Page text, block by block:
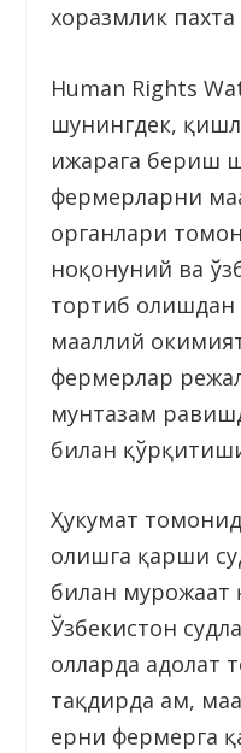
хоразмлик
Human Rights
шунингдек,
ижарага бериш
фермерларни
органлари
ноқонуний ва
тортиб олишдан
маҳаллий
фермерлар
мунтазам
билан
Ҳукумат
олишга қарши
билан мурожаат
Ўзбекистон
ҳолларда адолат
тақдирда ҳам,
ерни фермерга